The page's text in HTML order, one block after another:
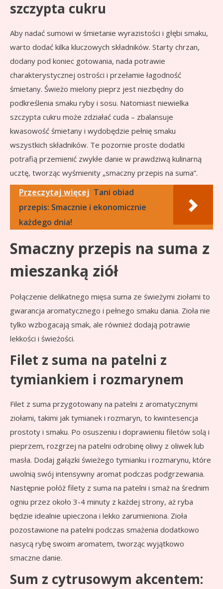
szczypta cukru
Aby nadać sumowi w śmietanie wyrazistości i głębi smaku,
warto dodać kilka kluczowych składników. Starty chrzan,
dodany pod koniec gotowania, nada potrawie
charakterystycznej ostrości i przełamie łagodność
śmietany. Świeżo mielony pieprz jest niezbędny do
podkreślenia smaku ryby i sosu. Natomiast niewielka
szczypta cukru może zdziałać cuda – zbalansuje
kwasowość śmietany i wydobędzie pełnię smaku
wszystkich składników. Te pozornie proste dodatki
potrafią przemienić zwykłe danie w prawdziwą kulinarną
ucztę, tworząc wyśmienity „smaczny przepis na suma”.
Przeczytaj więcej Tani obiad
przepis: Smacznie i ekonomicznie
każdego dnia!
Smaczny przepis na suma z
mieszanką ziół
Połączenie delikatnego mięsa suma ze świeżymi ziołami to
gwarancja aromatycznego i pełnego smaku dania. Zioła nie
tylko wzbogacają smak, ale również dodają potrawie
lekkości i świeżości.
Filet z suma na patelni z
tymiankiem i rozmarynem
Filet z suma przygotowany na patelni z aromatycznymi
ziołami, takimi jak tymianek i rozmaryn, to kwintesencja
prostoty i smaku. Po osuszeniu i doprawieniu filetów solą i
pieprzem, rozgrzej na patelni odrobinę oliwy z oliwek lub
masła. Dodaj gałązki świeżego tymianku i rozmarynu, które
uwolnią swój intensywny aromat podczas podgrzewania.
Następnie połóż filety z suma na patelni i smaż na średnim
ogniu przez około 3-4 minuty z każdej strony, aż ryba
będzie idealnie upieczona i lekko zarumieniona. Zioła
pozostawione na patelni podczas smażenia dodatkowo
nasycą rybę swoim aromatem, tworząc wyjątkowo
smaczne danie.
Sum z cytrusowym akcentem: